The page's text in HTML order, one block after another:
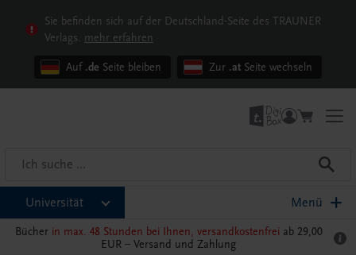
Sie befinden sich auf der Deutschland-Seite des TRAUNER
Verlags. mehr erfahren
Auf .de Seite bleiben Zur .at Seite wechseln
Universität Menü
Bücher in max. 48 Stunden bei Ihnen, versandkostenfrei ab 29,00
EUR – Versand und Zahlung